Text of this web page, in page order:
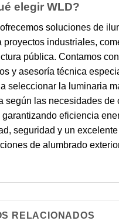
elegir WLD?
ofrecemos soluciones de
proyectos industriales,
pública. Contamos
y asesoría técnica
seleccionar la luminaria
según las necesidades de
garantizando eficiencia
seguridad y un
de alumbrado
RELACIONADOS